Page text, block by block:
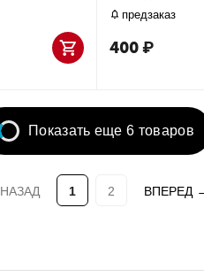
предзаказ
400₽
Показать еще 6 товаров
НАЗАД 1 2 ВПЕРЕД